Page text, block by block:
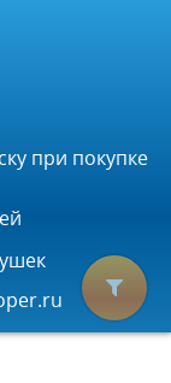
при покупке